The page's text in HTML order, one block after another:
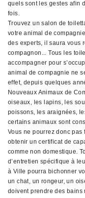
quels sont les gestes afin
fois.
Trouvez un salon de
votre animal de
des experts, il saura vous
compagnon... Tous les
accompagner pour
animal de compagnie ne
effet, depuis quelques
Nouveaux Animaux de
oiseaux, les lapins, les
poissons, les araignées,
certains animaux sont
Vous ne pourrez donc
obtenir un certificat de
comme non domestique.
d’entretien spécifique à
à Ville pourra bichonner
un chat, un rongeur, un
doivent prendre des bains